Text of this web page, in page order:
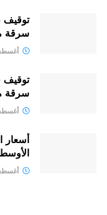
توقيف
سرقة
أغسطس 7,
توقيف
سرقة
أغسطس 7,
أسعار
الأوسط
أغسطس 7,